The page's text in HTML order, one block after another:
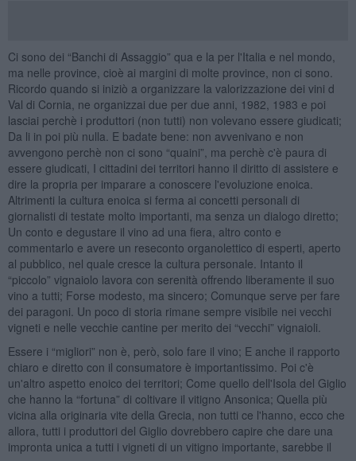
Ci sono dei “Banchi di Assaggio” qua e la per l'Italia e nel mondo,
ma nelle province, cioè ai margini di molte province, non ci sono.
Ricordo quando si iniziò a organizzare la valorizzazione dei vini d
Val di Cornia, ne organizzai due per due anni, 1982, 1983 e poi
lasciai perchè i produttori (non tutti) non volevano essere giudicati;
Da li in poi più nulla. E badate bene: non avvenivano e non
avvengono perchè non ci sono “quaini”, ma perchè c'è paura di
essere giudicati, I cittadini dei territori hanno il diritto di assistere e
dire la propria per imparare a conoscere l'evoluzione enoica.
Altrimenti la cultura enoica si ferma ai concetti personali di
giornalisti di testate molto importanti, ma senza un dialogo diretto;
Un conto e degustare il vino ad una fiera, altro conto e
commentarlo e avere un reseconto organolettico di esperti, aperto
al pubblico, nel quale cresce la cultura personale. Intanto il
“piccolo” vignaiolo lavora con serenità offrendo liberamente il suo
vino a tutti; Forse modesto, ma sincero; Comunque serve per fare
dei paragoni. Un poco di storia rimane sempre visibile nei vecchi
vigneti e nelle vecchie cantine per merito dei “vecchi” vignaioli.
Essere i “migliori” non è, però, solo fare il vino; E anche il rapporto
chiaro e diretto con il consumatore è importantissimo. Poi c'è
un'altro aspetto enoico dei territori; Come quello dell'Isola del Giglio
che hanno la “fortuna” di coltivare il vitigno Ansonica; Quella più
vicina alla originaria vite della Grecia, non tutti ce l'hanno, ecco che
allora, tutti i produttori del Giglio dovrebbero capire che dare una
impronta unica a tutti i vigneti di un vitigno importante, sarebbe il